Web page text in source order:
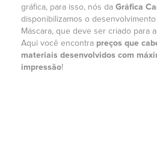
gráfica, para isso, nós da Gráfica
disponibilizamos o
Máscara, que deve ser criado para
Aqui você encontra preços que
materiais desenvolvidos com
impressão!